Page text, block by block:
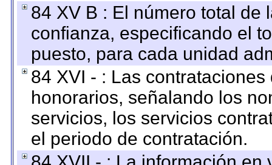
84 XV B : El número total de
confianza, especificando el
puesto, para cada unidad
84 XVI - : Las
honorarios, señalando los
servicios, los servicios
el periodo de contratación.